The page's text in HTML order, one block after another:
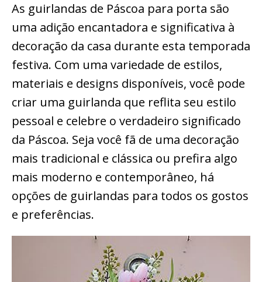
As guirlandas de Páscoa para porta são
uma adição encantadora e significativa à
decoração da casa durante esta temporada
festiva. Com uma variedade de estilos,
materiais e designs disponíveis, você pode
criar uma guirlanda que reflita seu estilo
pessoal e celebre o verdadeiro significado
da Páscoa. Seja você fã de uma decoração
mais tradicional e clássica ou prefira algo
mais moderno e contemporâneo, há
opções de guirlandas para todos os gostos
e preferências.